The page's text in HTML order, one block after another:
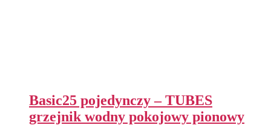
Basic25 pojedynczy – TUBES
grzejnik wodny pokojowy pionowy